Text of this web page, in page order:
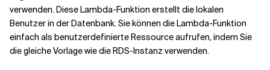
verwenden. Diese Lambda-Funktion erstellt die lokalen
Benutzer in der Datenbank. Sie können die Lambda-Funktion
einfach als benutzerdefinierte Ressource aufrufen, indem Sie
die gleiche Vorlage wie die RDS-Instanz verwenden.